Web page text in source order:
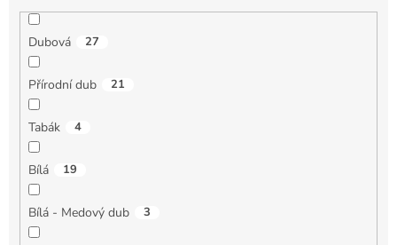
Dubová 27
Přírodní dub 21
Tabák 4
Bílá 19
Bílá - Medový dub 3